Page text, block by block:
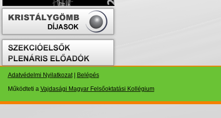
Adatvédelmi Nyilatkozat|
Belépés
Működteti a Vajdasági Magyar Felsőoktatási Kollégium